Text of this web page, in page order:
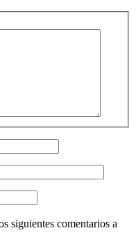
siguientes comentarios a